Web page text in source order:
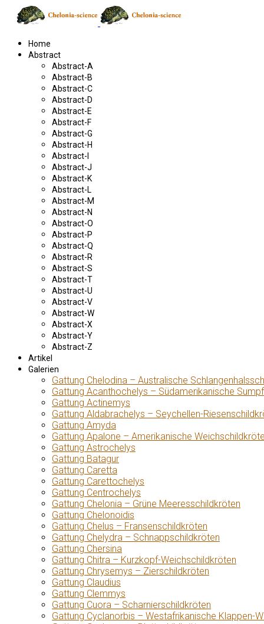
Home
Abstract
Abstract-A
Abstract-B
Abstract-C
Abstract-D
Abstract-E
Abstract-F
Abstract-G
Abstract-H
Abstract-I
Abstract-J
Abstract-K
Abstract-L
Abstract-M
Abstract-N
Abstract-O
Abstract-P
Abstract-Q
Abstract-R
Abstract-S
Abstract-T
Abstract-U
Abstract-V
Abstract-W
Abstract-X
Abstract-Y
Abstract-Z
Artikel
Galerien
Gattung Chelodina – Australische
Gattung Acanthochelys – Südamerikanische
Gattung Actinemys
Gattung Aldabrachelys – Seychellen-
Gattung Amyda
Gattung Apalone – Amerikanische
Gattung Astrochelys
Gattung Batagur
Gattung Caretta
Gattung Carettochelys
Gattung Centrochelys
Gattung Chelonia – Grüne Meeresschildkröten
Gattung Chelonoidis
Gattung Chelus – Fransenschildkröten
Gattung Chelydra – Schnappschildkröten
Gattung Chersina
Gattung Chitra – Kurzkopf-Weichschildkröten
Gattung Chrysemys – Zierschildkröten
Gattung Claudius
Gattung Clemmys
Gattung Cuora – Scharnierschildkröten
Gattung Cyclanorbis – Westafrikanische Klappen-